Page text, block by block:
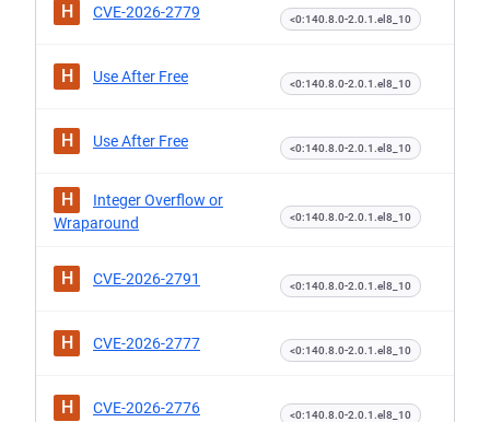
H CVE-2026-2779 <0:140.8.0-2.0.1.el8_10
H Use After Free <0:140.8.0-2.0.1.el8_10
H Use After Free <0:140.8.0-2.0.1.el8_10
H
Integer Overflow or
Wraparound
<0:140.8.0-2.0.1.el8_10
H CVE-2026-2791 <0:140.8.0-2.0.1.el8_10
H CVE-2026-2777 <0:140.8.0-2.0.1.el8_10
H CVE-2026-2776 <0:140.8.0-2.0.1.el8_10